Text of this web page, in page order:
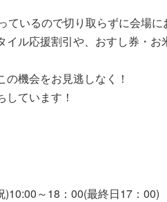
ているので切り取らずに会場
ル応援割引や、おすし券・
機会をお見逃しなく！
ています！
～18：00(最終日17：00)